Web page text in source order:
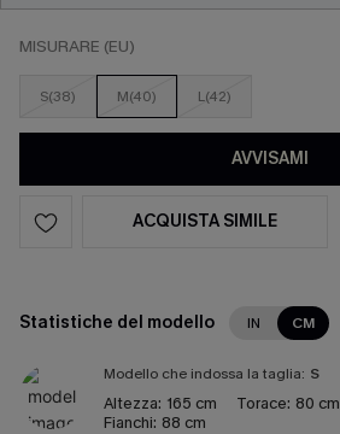
MISURARE (EU)
S(38) M(40) L(42)
AVVISAMI
ACQUISTA SIMILE
Statistiche del modello IN CM
Modello che indossa la taglia: S
Altezza: 165 cm Torace: 80 cm
Fianchi: 88 cm